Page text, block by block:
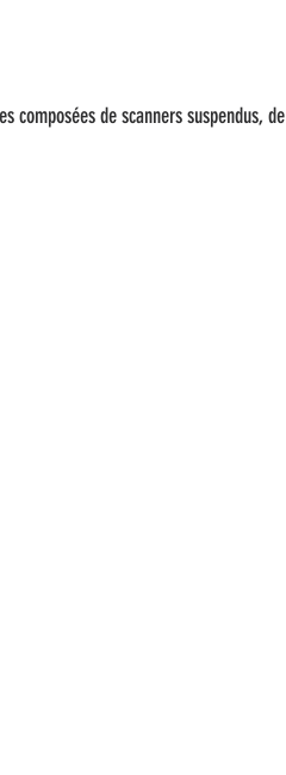
composées de scanners suspendus, de